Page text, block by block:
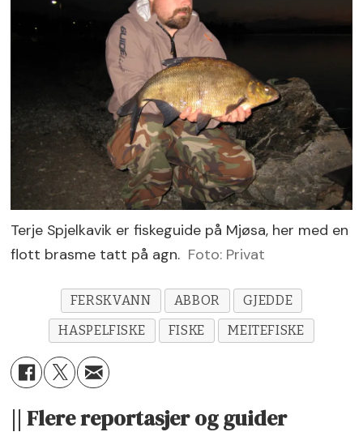
Terje Spjelkavik er fiskeguide på Mjøsa, her med en
flott brasme tatt på agn. Foto: Privat
FERSKVANN ABBOR
GJEDDE
HASPELFISKE
FISKE MEITEFISKE
|| Flere reportasjer og guider